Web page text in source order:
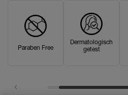
Paraben Free
Dermatologisch
getest